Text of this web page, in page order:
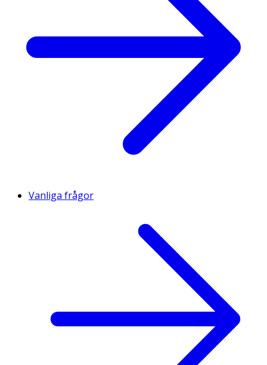
Vanliga frågor